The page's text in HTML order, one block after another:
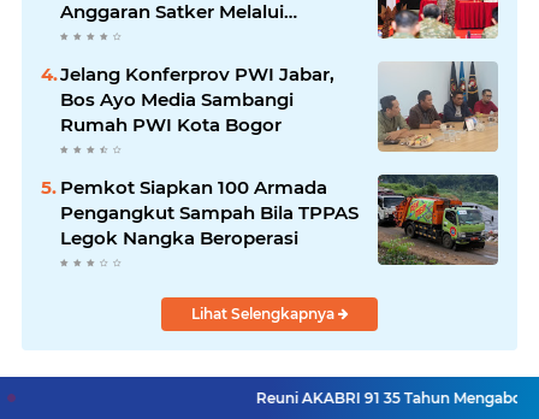
Anggaran Satker Melalui
Evaluasi Kinerja
Jelang Konferprov PWI Jabar,
Bos Ayo Media Sambangi
Rumah PWI Kota Bogor
Pemkot Siapkan 100 Armada
Pengangkut Sampah Bila TPPAS
Legok Nangka Beroperasi
Lihat Selengkapnya
Reuni AKABRI 91 35 Tahun Mengabdi Untuk Negeri